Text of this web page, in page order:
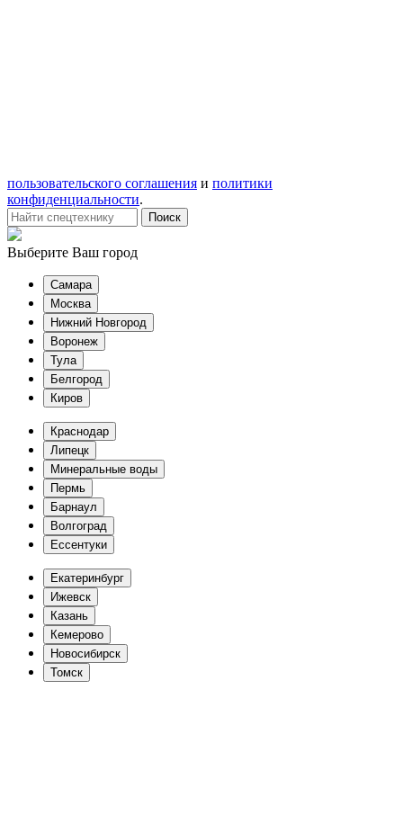
пользовательского соглашения и политики
конфиденциальности.
Выберите Ваш город
Самара
Москва
Нижний Новгород
Воронеж
Тула
Белгород
Киров
Краснодар
Липецк
Минеральные воды
Пермь
Барнаул
Волгоград
Еcсентуки
Екатеринбург
Ижевск
Казань
Кемерово
Новосибирск
Томск